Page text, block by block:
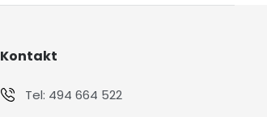
Kontakt
Tel: 494 664 522